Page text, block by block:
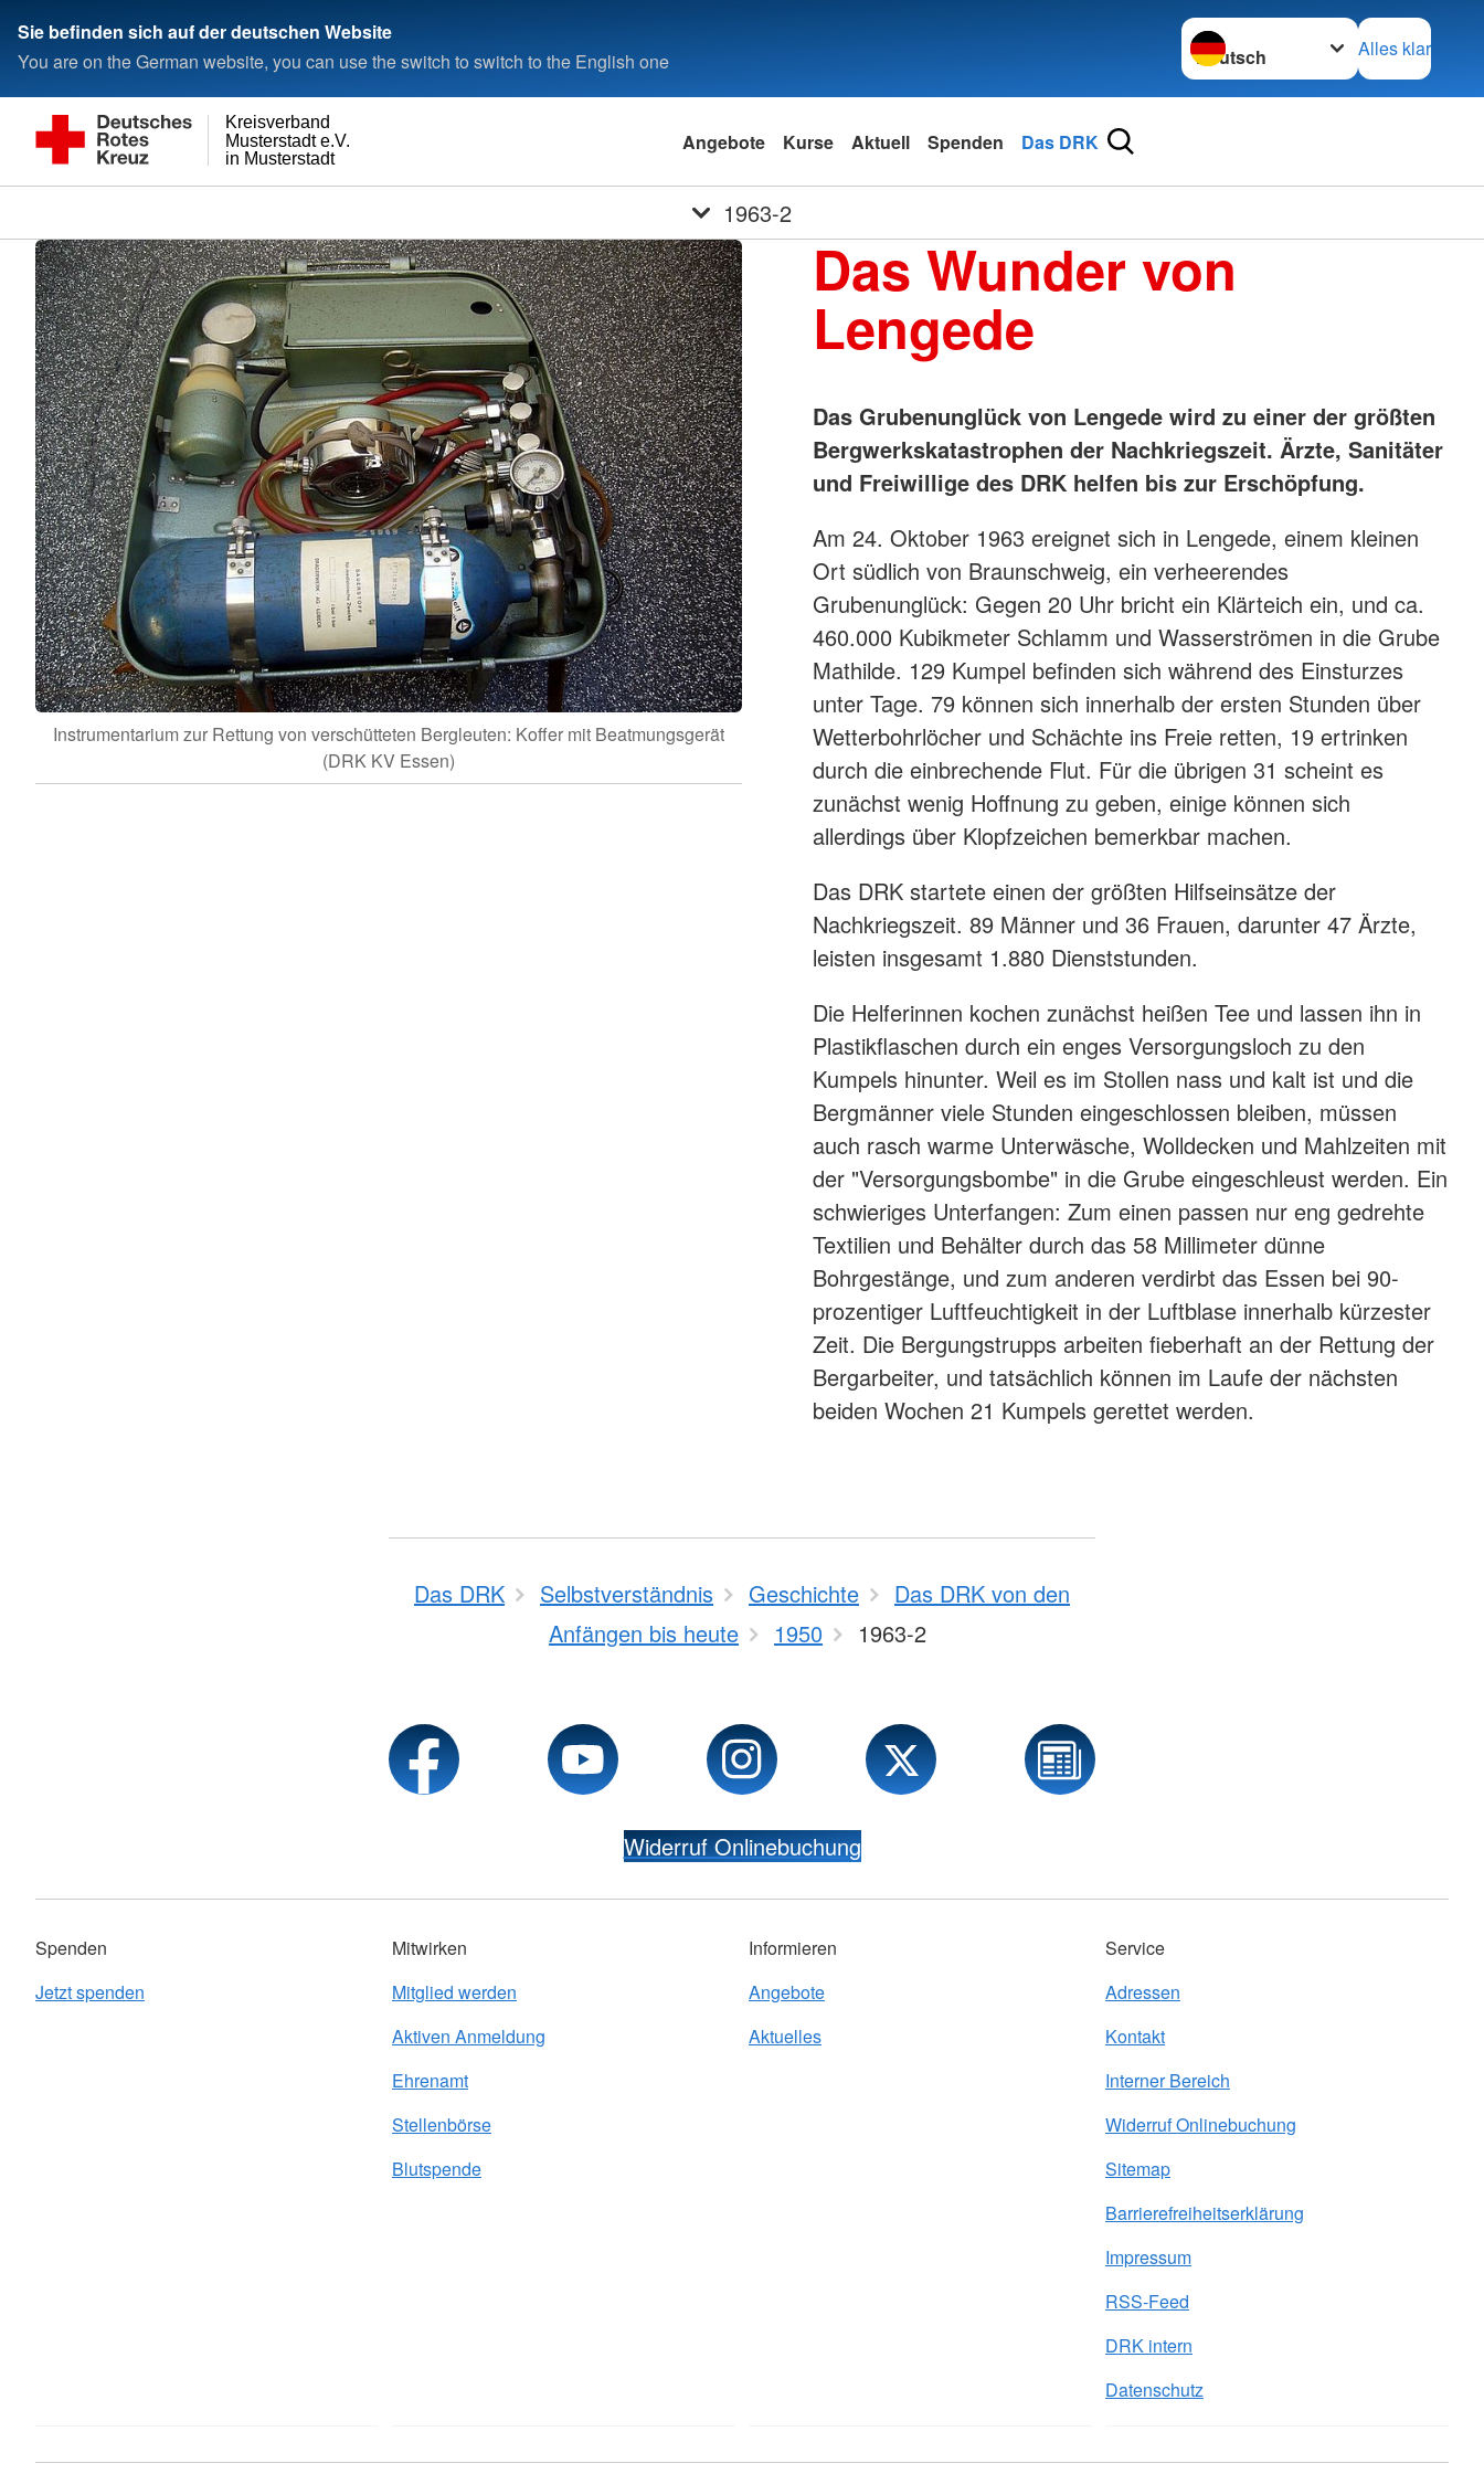
Sie befinden sich auf der deutschen Website
You are on the German website, you can use the switch to switch to the English one
Sprache wechseln zu
Alles klar
in Musterstadt
Musterstadt e.V.
Kreisverband
Angebote Kurse Aktuell Spenden Das DRK
1963-2
Instrumentarium zur Rettung von verschütteten Bergleuten: Koffer mit Beatmungsgerät
(DRK KV Essen)
Das Wunder von
Lengede
Das Grubenunglück von Lengede wird zu einer der größten
Bergwerkskatastrophen der Nachkriegszeit. Ärzte, Sanitäter
und Freiwillige des DRK helfen bis zur Erschöpfung.
Am 24. Oktober 1963 ereignet sich in Lengede, einem kleinen
Ort südlich von Braunschweig, ein verheerendes
Grubenunglück: Gegen 20 Uhr bricht ein Klärteich ein, und ca.
460.000 Kubikmeter Schlamm und Wasserströmen in die Grube
Mathilde. 129 Kumpel befinden sich während des Einsturzes
unter Tage. 79 können sich innerhalb der ersten Stunden über
Wetterbohrlöcher und Schächte ins Freie retten, 19 ertrinken
durch die einbrechende Flut. Für die übrigen 31 scheint es
zunächst wenig Hoffnung zu geben, einige können sich
allerdings über Klopfzeichen bemerkbar machen.
Das DRK startete einen der größten Hilfseinsätze der
Nachkriegszeit. 89 Männer und 36 Frauen, darunter 47 Ärzte,
leisten insgesamt 1.880 Dienststunden.
Die Helferinnen kochen zunächst heißen Tee und lassen ihn in
Plastikflaschen durch ein enges Versorgungsloch zu den
Kumpels hinunter. Weil es im Stollen nass und kalt ist und die
Bergmänner viele Stunden eingeschlossen bleiben, müssen
auch rasch warme Unterwäsche, Wolldecken und Mahlzeiten mit
der "Versorgungsbombe" in die Grube eingeschleust werden. Ein
schwieriges Unterfangen: Zum einen passen nur eng gedrehte
Textilien und Behälter durch das 58 Millimeter dünne
Bohrgestänge, und zum anderen verdirbt das Essen bei 90-
prozentiger Luftfeuchtigkeit in der Luftblase innerhalb kürzester
Zeit. Die Bergungstrupps arbeiten fieberhaft an der Rettung der
Bergarbeiter, und tatsächlich können im Laufe der nächsten
beiden Wochen 21 Kumpels gerettet werden.
Das DRK Selbstverständnis Geschichte
Das DRK von den
Anfängen bis heute
1950 1963-2
Widerruf Onlinebuchung
Spenden
Jetzt spenden
Mitwirken
Mitglied werden
Aktiven Anmeldung
Ehrenamt
Stellenbörse
Blutspende
Informieren
Angebote
Aktuelles
Service
Adressen
Kontakt
Interner Bereich
Widerruf Onlinebuchung
Sitemap
Barrierefreiheitserklärung
Impressum
RSS-Feed
DRK intern
Datenschutz